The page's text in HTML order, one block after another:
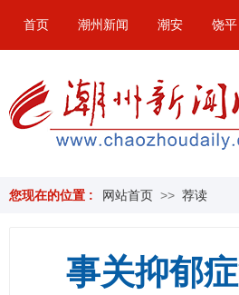
首页 潮州新闻 潮安 饶平
您现在的位置 : 网站首页 >> 荐读
事关抑郁